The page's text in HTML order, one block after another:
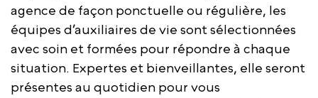
agence de façon ponctuelle ou régulière, les
équipes d’auxiliaires de vie sont sélectionnées
avec soin et formées pour répondre à chaque
situation. Expertes et bienveillantes, elle seront
présentes au quotidien pour vous